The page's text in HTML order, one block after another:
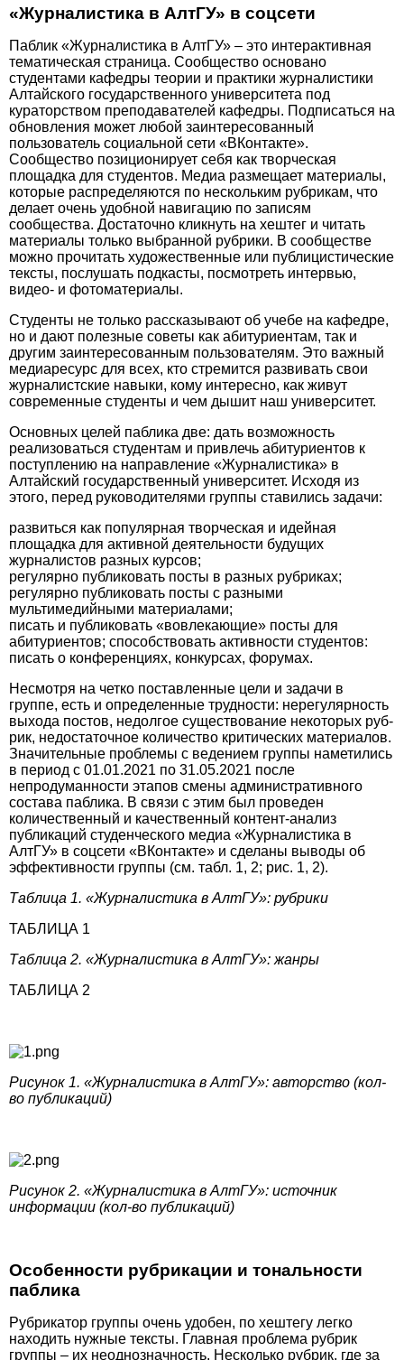
«Журналистика в АлтГУ» в соцсети
Паблик «Журналистика в АлтГУ» – это интерактивная
тематическая страница. Сообщество основано
студентами кафед­ры теории и практики журналистики
Алтайского государственного университета под
кураторством преподавателей кафед­ры. Подписаться на
обновления может любой заинтересованный
пользователь социальной сети «ВКонтакте».
Сообщество позиционирует себя как творческая
площадка для студентов. Медиа размещает материалы,
которые распределяются по нескольким рубрикам, что
делает очень удобной навигацию по записям
сообщества. Достаточно кликнуть на хештег и читать
материалы только выбранной рубрики. В сообществе
можно прочитать художественные или публицистические
тексты, послушать подкасты, посмотреть интервью,
видео- и фотоматериалы.
Студенты не только рассказывают об учебе на кафедре,
но и дают полезные советы как абитуриентам, так и
другим заинтересованным пользователям. Это важный
медиаресурс для всех, кто стремится развивать свои
журналистские навыки, кому интересно, как живут
современные студенты и чем дышит наш университет.
Основных целей паблика две: дать возможность
реализоваться студентам и привлечь абитуриентов к
поступлению на направление «Журналистика» в
Алтайский государственный университет. Исходя из
этого, перед руководителями группы ставились задачи:
развиться как популярная творческая и идейная
площадка для активной деятельности будущих
журналистов разных курсов;
регулярно публиковать посты в разных рубриках;
регулярно публиковать посты с разными
мультимедийными материалами;
писать и публиковать «вовлека­ющие» посты для
абитуриентов; способствовать активности студентов:
писать о конференциях, конкурсах, форумах.
Несмотря на четко поставленные цели и задачи в
группе, есть и определенные трудности: нерегулярность
выхода постов, недолгое существование некоторых руб­
рик, недостаточное количество критических материалов.
Значительные проблемы с ведением группы наметились
в период с 01.01.2021 по 31.05.2021 после
непродуманности этапов смены административного
состава паблика. В связи с этим был проведен
количественный и качественный контент-анализ
публикаций студенческого медиа «Журналистика в
АлтГУ» в соцсети «ВКонтакте» и сделаны выводы об
эффективности группы (см. табл. 1, 2; рис. 1, 2).
Таблица 1. «Журналистика в АлтГУ»: рубрики
ТАБЛИЦА 1
Таблица 2. «Журналистика в АлтГУ»: жанры
ТАБЛИЦА 2
Рисунок 1. «Журналистика в АлтГУ»: авторство (кол-
во публикаций)
Рисунок 2. «Журналистика в АлтГУ»: источник
информации (кол-во публикаций)
Особенности рубрикации и тональности
паблика
Рубрикатор группы очень удобен, по хештегу легко
находить нужные тексты. Главная проблема рубрик
группы – их неоднозначность. Несколько рубрик, где за